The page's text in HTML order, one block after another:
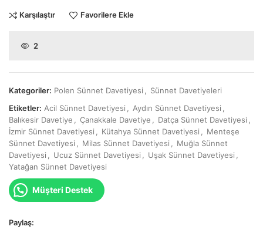
Karşılaştır Favorilere Ekle
2
Kategoriler: Polen Sünnet Davetiyesi
Sünnet Davetiyeleri
Etiketler: Acil Sünnet Davetiyesi Aydın Sünnet Davetiyesi
Balıkesir Davetiye
Çanakkale Davetiye Datça Sünnet Davetiyesi
İzmir Sünnet Davetiyesi
Kütahya Sünnet Davetiyesi
Menteşe
Sünnet Davetiyesi
Milas Sünnet Davetiyesi
Muğla Sünnet
Davetiyesi
Ucuz Sünnet Davetiyesi Uşak Sünnet Davetiyesi
Yatağan Sünnet Davetiyesi
Müşteri Destek
Paylaş: